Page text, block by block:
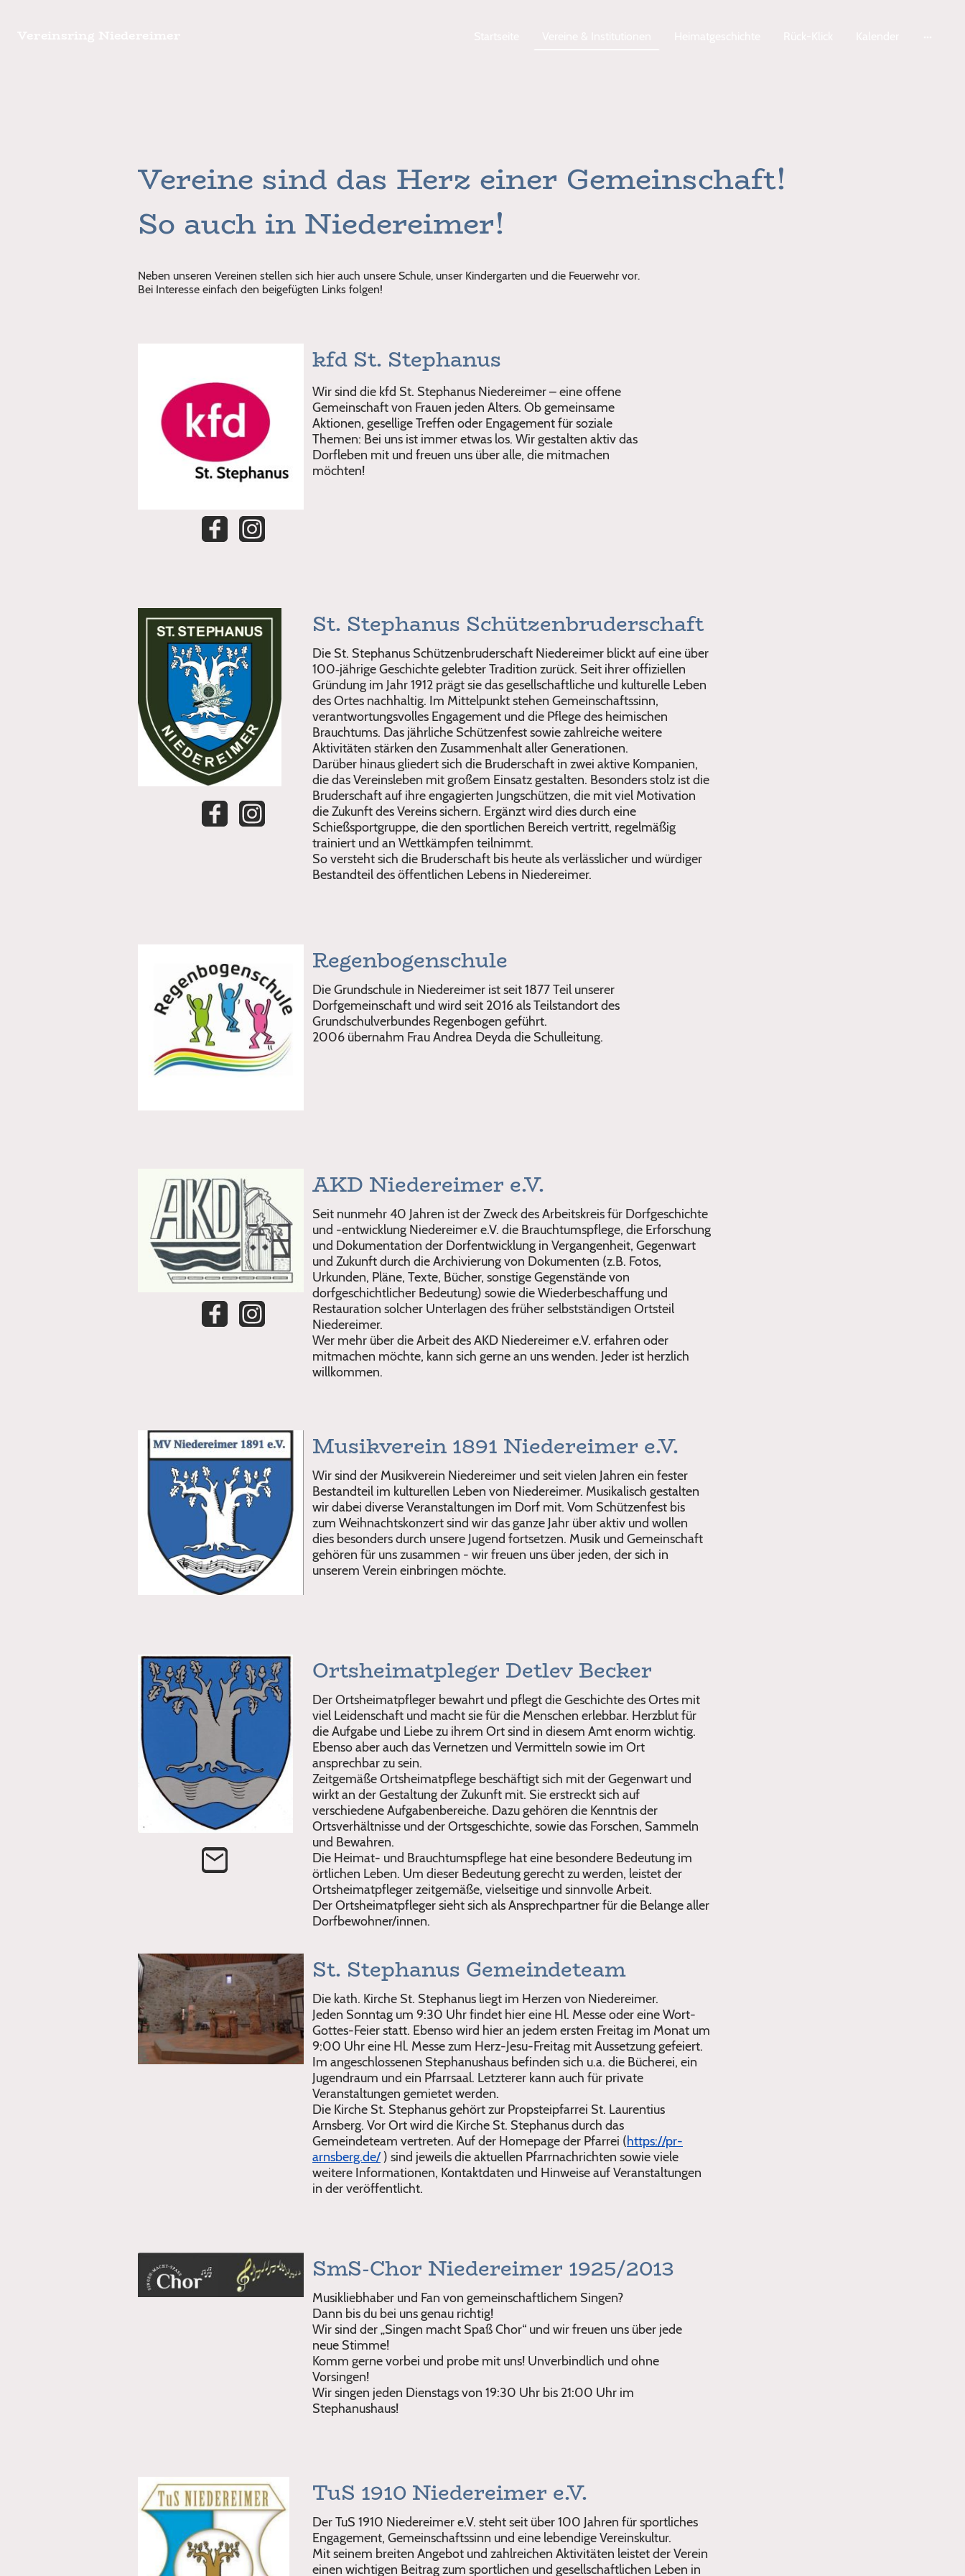
Vereine sind das Herz einer Gemeinschaft!
So auch in Niedereimer!
Neben unseren Vereinen stellen sich hier auch unsere Schule, unser Kindergarten und die Feuerwehr vor.
Bei Interesse einfach den beigefügten Links folgen!
kfd St. Stephanus
Wir sind die kfd St. Stephanus Niedereimer – eine offene
Gemeinschaft von Frauen jeden Alters. Ob gemeinsame
Aktionen, gesellige Treffen oder Engagement für soziale
Themen: Bei uns ist immer etwas los. Wir gestalten aktiv das
Dorfleben mit und freuen uns über alle, die mitmachen
möchten!
St. Stephanus Schützenbruderschaft
Die St. Stephanus Schützenbruderschaft Niedereimer blickt auf eine über
100‑jährige Geschichte gelebter Tradition zurück. Seit ihrer offiziellen
Gründung im Jahr 1912 prägt sie das gesellschaftliche und kulturelle Leben
des Ortes nachhaltig. Im Mittelpunkt stehen Gemeinschaftssinn,
verantwortungsvolles Engagement und die Pflege des heimischen
Brauchtums. Das jährliche Schützenfest sowie zahlreiche weitere
Aktivitäten stärken den Zusammenhalt aller Generationen.
Darüber hinaus gliedert sich die Bruderschaft in zwei aktive Kompanien,
die das Vereinsleben mit großem Einsatz gestalten. Besonders stolz ist die
Bruderschaft auf ihre engagierten Jungschützen, die mit viel Motivation
die Zukunft des Vereins sichern. Ergänzt wird dies durch eine
Schießsportgruppe, die den sportlichen Bereich vertritt, regelmäßig
trainiert und an Wettkämpfen teilnimmt.
So versteht sich die Bruderschaft bis heute als verlässlicher und würdiger
Bestandteil des öffentlichen Lebens in Niedereimer.
Regenbogenschule
Die Grundschule in Niedereimer ist seit 1877 Teil unserer
Dorfgemeinschaft und wird seit 2016 als Teilstandort des
Grundschulverbundes Regenbogen geführt.
2006 übernahm Frau Andrea Deyda die Schulleitung.
AKD Niedereimer e.V.
Seit nunmehr 40 Jahren ist der Zweck des Arbeitskreis für Dorfgeschichte
und -entwicklung Niedereimer e.V. die Brauchtumspflege, die Erforschung
und Dokumentation der Dorfentwicklung in Vergangenheit, Gegenwart
und Zukunft durch die Archivierung von Dokumenten (z.B. Fotos,
Urkunden, Pläne, Texte, Bücher, sonstige Gegenstände von
dorfgeschichtlicher Bedeutung) sowie die Wiederbeschaffung und
Restauration solcher Unterlagen des früher selbstständigen Ortsteil
Niedereimer.
Wer mehr über die Arbeit des AKD Niedereimer e.V. erfahren oder
mitmachen möchte, kann sich gerne an uns wenden. Jeder ist herzlich
willkommen.
Musikverein 1891 Niedereimer e.V.
Wir sind der Musikverein Niedereimer und seit vielen Jahren ein fester
Bestandteil im kulturellen Leben von Niedereimer. Musikalisch gestalten
wir dabei diverse Veranstaltungen im Dorf mit. Vom Schützenfest bis
zum Weihnachtskonzert sind wir das ganze Jahr über aktiv und wollen
dies besonders durch unsere Jugend fortsetzen. Musik und Gemeinschaft
gehören für uns zusammen - wir freuen uns über jeden, der sich in
unserem Verein einbringen möchte.
Ortsheimatpleger Detlev Becker
Der Ortsheimatpfleger bewahrt und pflegt die Geschichte des Ortes mit
viel Leidenschaft und macht sie für die Menschen erlebbar. Herzblut für
die Aufgabe und Liebe zu ihrem Ort sind in diesem Amt enorm wichtig.
Ebenso aber auch das Vernetzen und Vermitteln sowie im Ort
ansprechbar zu sein.
Zeitgemäße Ortsheimatpflege beschäftigt sich mit der Gegenwart und
wirkt an der Gestaltung der Zukunft mit. Sie erstreckt sich auf
verschiedene Aufgabenbereiche. Dazu gehören die Kenntnis der
Ortsverhältnisse und der Ortsgeschichte, sowie das Forschen, Sammeln
und Bewahren.
Die Heimat- und Brauchtumspflege hat eine besondere Bedeutung im
örtlichen Leben. Um dieser Bedeutung gerecht zu werden, leistet der
Ortsheimatpfleger zeitgemäße, vielseitige und sinnvolle Arbeit.
Der Ortsheimatpfleger sieht sich als Ansprechpartner für die Belange aller
Dorfbewohner/innen.
St. Stephanus Gemeindeteam
Die kath. Kirche St. Stephanus liegt im Herzen von Niedereimer.
Jeden Sonntag um 9:30 Uhr findet hier eine Hl. Messe oder eine Wort-
Gottes-Feier statt. Ebenso wird hier an jedem ersten Freitag im Monat um
9:00 Uhr eine Hl. Messe zum Herz-Jesu-Freitag mit Aussetzung gefeiert.
Im angeschlossenen Stephanushaus befinden sich u.a. die Bücherei, ein
Jugendraum und ein Pfarrsaal. Letzterer kann auch für private
Veranstaltungen gemietet werden.
Die Kirche St. Stephanus gehört zur Propsteipfarrei St. Laurentius
Arnsberg. Vor Ort wird die Kirche St. Stephanus durch das
Gemeindeteam vertreten. Auf der Homepage der Pfarrei (https://pr-
arnsberg.de/) sind jeweils die aktuellen Pfarrnachrichten sowie viele
weitere Informationen, Kontaktdaten und Hinweise auf Veranstaltungen
in der veröffentlicht.
SmS-Chor Niedereimer 1925/2013
Musikliebhaber und Fan von gemeinschaftlichem Singen?
Dann bis du bei uns genau richtig!
Wir sind der „Singen macht Spaß Chor“ und wir freuen uns über jede
neue Stimme!
Komm gerne vorbei und probe mit uns! Unverbindlich und ohne
Vorsingen!
Wir singen jeden Dienstags von 19:30 Uhr bis 21:00 Uhr im
Stephanushaus!
TuS 1910 Niedereimer e.V.
Der TuS 1910 Niedereimer e.V. steht seit über 100 Jahren für sportliches
Engagement, Gemeinschaftssinn und eine lebendige Vereinskultur.
Mit seinem breiten Angebot und zahlreichen Aktivitäten leistet der Verein
einen wichtigen Beitrag zum sportlichen und gesellschaftlichen Leben in